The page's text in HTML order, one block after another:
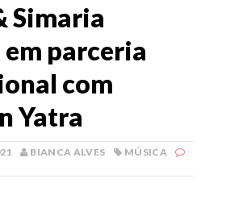
Simaria
parceria
com
Yatra
BIANCA ALVES
MÚSICA